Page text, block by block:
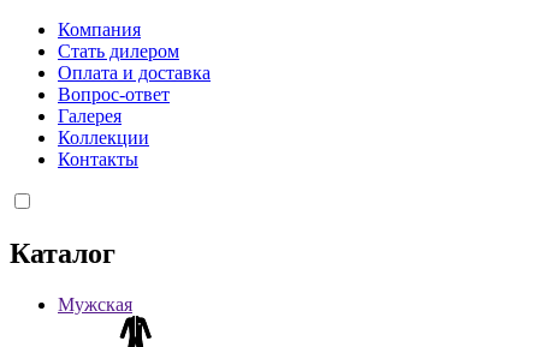
Компания
Стать дилером
Оплата и доставка
Вопрос-ответ
Галерея
Коллекции
Контакты
Каталог
Мужская